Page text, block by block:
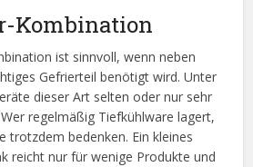
Kombination
ist sinnvoll, wenn neben
Gefrierteil benötigt wird. Unter
dieser Art selten oder nur sehr
regelmäßig Tiefkühlware lagert,
trotzdem bedenken. Ein kleines
reicht nur für wenige Produkte und